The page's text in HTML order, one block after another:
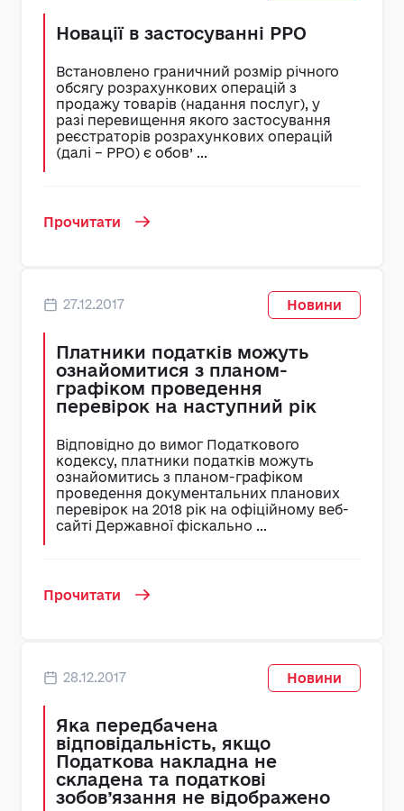
Новації в застосуванні РРО
Встановлено граничний розмір річного
обсягу розрахункових операцій з
продажу товарів (надання послуг), у
разі перевищення якого застосування
реєстраторів розрахункових операцій
(далі – РРО) є обов’ ...
Прочитати
27.12.2017 Новини
Платники податків можуть
ознайомитися з планом-
графіком проведення
перевірок на наступний рік
Відповідно до вимог Податкового
кодексу, платники податків можуть
ознайомитись з планом-графіком
проведення документальних планових
перевірок на 2018 рік на офіційному веб-
сайті Державної фіскально ...
Прочитати
28.12.2017 Новини
Яка передбачена
відповідальність, якщо
Податкова накладна не
складена та податкові
зобов’язання не відображено